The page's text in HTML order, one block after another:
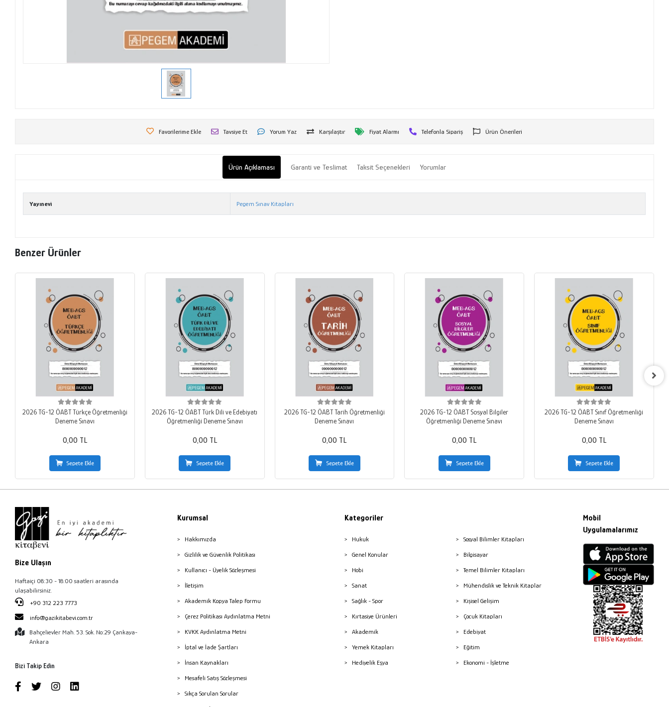
Favorilerime Ekle Tavsiye Et Yorum Yaz Karşılaştır Fiyat Alarmı Telefonla Sipariş Ürün Önerileri
Ürün Açıklaması Garanti ve Teslimat Taksit Seçenekleri Yorumlar
Yayınevi Pegem Sınav Kitapları
Benzer Ürünler
2026 TG-12 ÖABT Türkçe Öğretmenliği
Deneme Sınavı
0,00 TL
Sepete Ekle
2026 TG-12 ÖABT Türk Dili ve Edebiyatı
Öğretmenliği Deneme Sınavı
0,00 TL
Sepete Ekle
2026 TG-12 ÖABT Tarih Öğretmenliği
Deneme Sınavı
0,00 TL
Sepete Ekle
2026 TG-12 ÖABT Sosyal Bilgiler
Öğretmenliği Deneme Sınavı
0,00 TL
Sepete Ekle
2026 TG-12 ÖABT Sınıf Öğretmenliği
Deneme Sınavı
0,00 TL
Sepete Ekle
Bize Ulaşın
Haftaiçi 08:30 - 18:00 saatleri arasında
ulaşabilirsiniz.
+90 312 223 7773
info@gazikitabevi.com.tr
Bahçelievler Mah. 53. Sok. No:29 Çankaya-
Ankara
Bizi Takip Edin
Kurumsal
Hakkımızda
Gizlilik ve Güvenlik Politikası
Kullanıcı - Üyelik Sözleşmesi
İletişim
Akademik Kopya Talep Formu
Çerez Politikası Aydınlatma Metni
KVKK Aydınlatma Metni
İptal ve İade Şartları
İnsan Kaynakları
Mesafeli Satış Sözleşmesi
Sıkça Sorulan Sorular
Kategoriler
Hukuk
Genel Konular
Hobi
Sanat
Sağlık - Spor
Kırtasiye Ürünleri
Akademik
Yemek Kitapları
Hediyelik Eşya
Sosyal Bilimler Kitapları
Bilgisayar
Temel Bilimler Kitapları
Mühendislik ve Teknik Kitaplar
Kişisel Gelişim
Çocuk Kitapları
Edebiyat
Eğitim
Ekonomi - İşletme
Mobil
Uygulamalarımız